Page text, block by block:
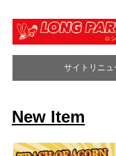
サイトリニ
New Item